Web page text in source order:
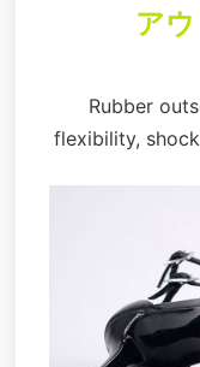
ア
Rubber
flexibility,